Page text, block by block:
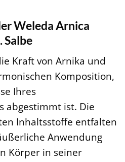
Weleda Arnica
Salbe
Kraft von Arnika und
Komposition,
Ihres
abgestimmt ist. Die
Inhaltsstoffe entfalten
Anwendung
Körper in seiner